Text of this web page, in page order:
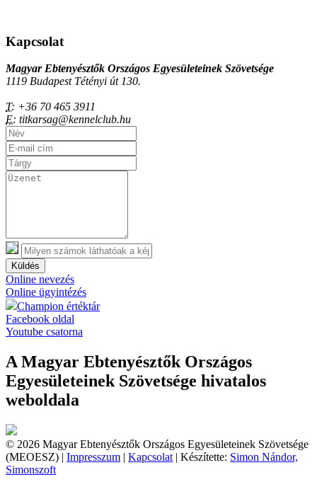
Kapcsolat
Magyar Ebtenyésztők Országos Egyesületeinek Szövetsége
1119 Budapest Tétényi út 130.
T: +36 70 465 3911
E: titkarsag@kennelclub.hu
Küldés
Online nevezés
Online ügyintézés
Champion értéktár
Facebook oldal
Youtube csatorna
A Magyar Ebtenyésztők Országos
Egyesületeinek Szövetsége hivatalos
weboldala
© 2026 Magyar Ebtenyésztők Országos Egyesületeinek Szövetsége
(MEOESZ) | Impresszum | Kapcsolat | Készítette: Simon Nándor,
Simonszoft